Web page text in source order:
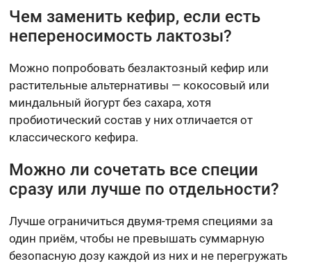
Чем заменить кефир, если есть
непереносимость лактозы?
Можно попробовать безлактозный кефир или
растительные альтернативы — кокосовый или
миндальный йогурт без сахара, хотя
пробиотический состав у них отличается от
классического кефира.
Можно ли сочетать все специи
сразу или лучше по отдельности?
Лучше ограничиться двумя-тремя специями за
один приём, чтобы не превышать суммарную
безопасную дозу каждой из них и не перегружать